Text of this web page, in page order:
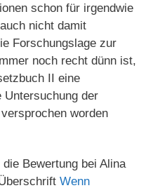
schon für irgendwie
nicht damit
Forschungslage zur
noch recht dünn ist,
II eine
Untersuchung der
worden
Bewertung bei Alina
Wenn